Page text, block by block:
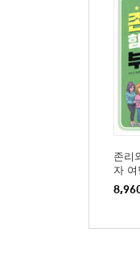
존리
자
요?